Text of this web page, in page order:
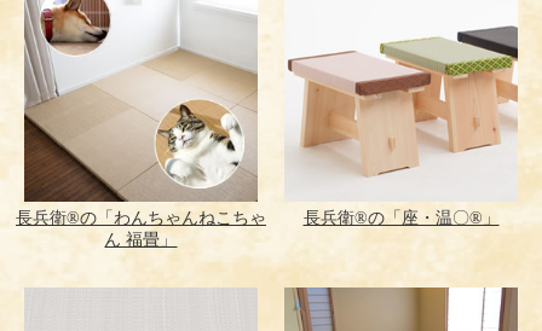
長兵衛®の「わんちゃんねこちゃ
ん 福畳」
長兵衛®の「座・温〇®」